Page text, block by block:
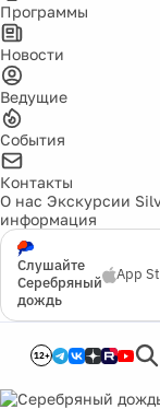
Программы
Новости
Ведущие
События
Контакты
О нас Экскурсии
информация
Слушайте
Серебряный
дождь
App
12+